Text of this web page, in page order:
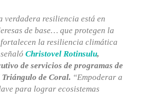
verdadera resiliencia está en
de base… que protegen la
la resiliencia climática
Christovel Rotinsulu,
de servicios de programas de
de Coral. “Empoderar a
para lograr ecosistemas